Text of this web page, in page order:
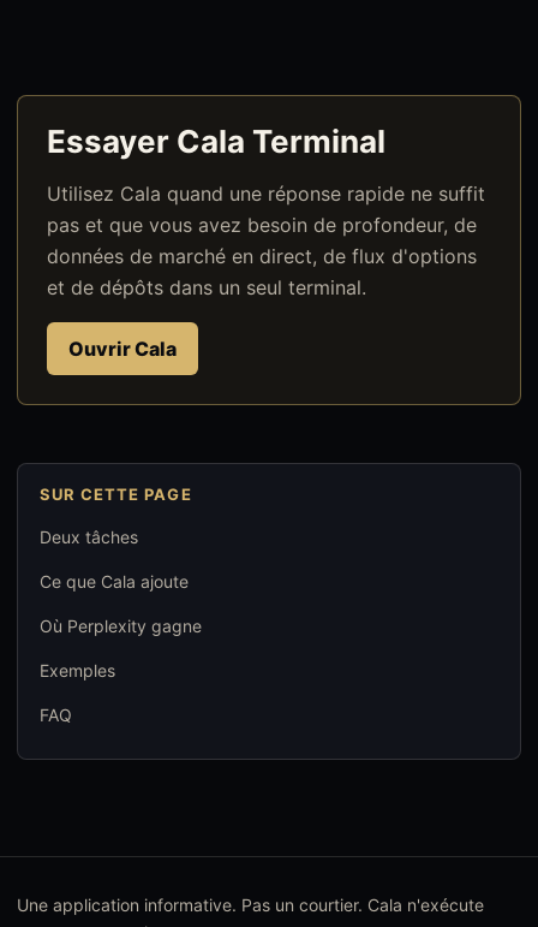
Essayer Cala Terminal
Utilisez Cala quand une réponse rapide ne suffit
pas et que vous avez besoin de profondeur, de
données de marché en direct, de flux d'options
et de dépôts dans un seul terminal.
Ouvrir Cala
SUR CETTE PAGE
Deux tâches
Ce que Cala ajoute
Où Perplexity gagne
Exemples
FAQ
Une application informative. Pas un courtier. Cala n'exécute